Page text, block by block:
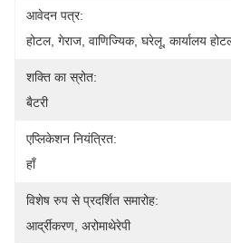
आवेदन पत्र:
होटल, गेराज, वाणिज्यिक, घरेलू, कार्यालय
शक्ति का स्रोत:
बैटरी
एप्लिकेशन नियंत्रित:
हाँ
विशेष रुप से प्रदर्शित समारोह:
आर्द्रीकरण, अरोमाथेरेपी